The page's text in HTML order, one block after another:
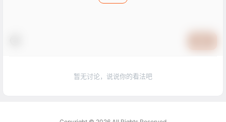
暂无讨论，说说你的看法吧